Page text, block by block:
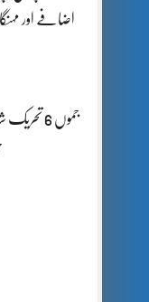
اضافے اور
جموں 6